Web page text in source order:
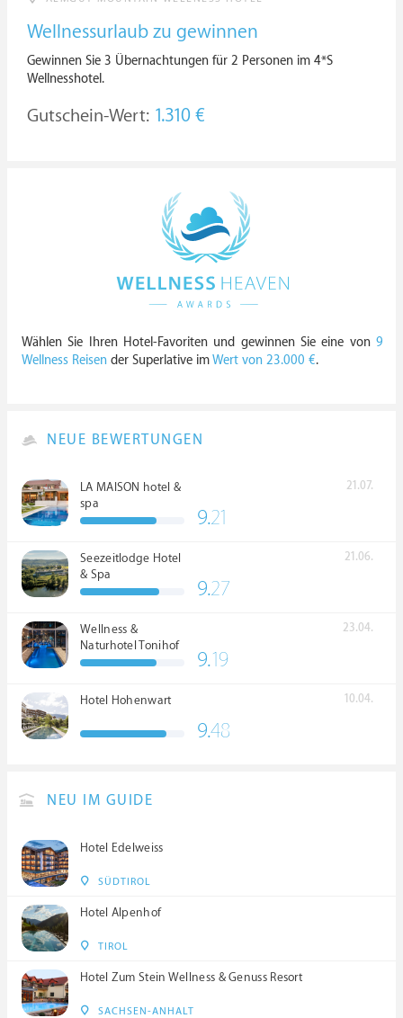
Wellnessurlaub zu gewinnen
Gewinnen Sie 3 Übernachtungen für 2 Personen im 4*S
Wellnesshotel.
Gutschein-Wert: 1.310 €
Wählen Sie Ihren Hotel-Favoriten und gewinnen Sie eine von 9
Wellness Reisen der Superlative imWert von 23.000 €.
NEUE BEWERTUNGEN
LA MAISON hotel &
spa
21.07.
9.21
Seezeitlodge Hotel
& Spa
21.06.
9.27
Wellness &
Naturhotel Tonihof
****S
23.04.
9.19
Hotel Hohenwart 10.04.
9.48
NEU IM GUIDE
Hotel Edelweiss
SÜDTIROL
Hotel Alpenhof
TIROL
Hotel Zum Stein Wellness & Genuss Resort
SACHSEN-ANHALT